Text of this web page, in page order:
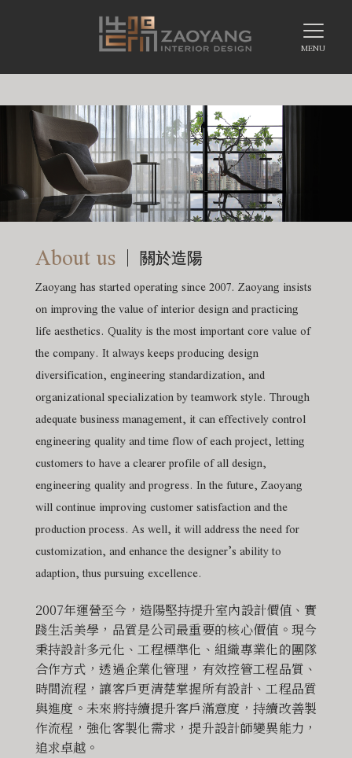
About us 關於造陽
Zaoyang has started operating since 2007. Zaoyang insists
on improving the value of interior design and practicing
life aesthetics. Quality is the most important core value of
the company. It always keeps producing design
diversification, engineering standardization, and
organizational specialization by teamwork style. Through
adequate business management, it can effectively control
engineering quality and time flow of each project, letting
customers to have a clearer profile of all design,
engineering quality and progress. In the future, Zaoyang
will continue improving customer satisfaction and the
production process. As well, it will address the need for
customization, and enhance the designer’s ability to
adaption, thus pursuing excellence.
2007年運營至今，造陽堅持提升室內設計價值、實
踐生活美學，品質是公司最重要的核心價值。現今
秉持設計多元化、工程標準化、組織專業化的團隊
合作方式，透過企業化管理，有效控管工程品質、
時間流程，讓客戶更清楚掌握所有設計、工程品質
與進度。未來將持續提升客戶滿意度，持續改善製
作流程，強化客製化需求，提升設計師變異能力，
追求卓越。